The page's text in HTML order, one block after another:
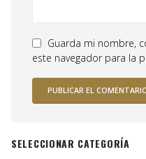
Guarda mi nombre,
este navegador para la
SELECCIONAR CATEGORÍA